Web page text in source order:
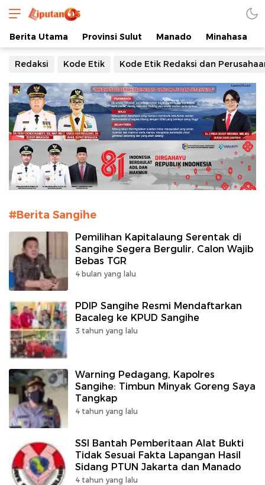
www.liputan15.com
Berita Terkini Sulawesi Utara
Berita Utama Provinsi Sulut Manado Minahasa
Redaksi Kode Etik Kode Etik Redaksi dan
#Berita Sangihe
Pemilihan Kapitalaung Serentak di
Sangihe Segera Bergulir, Calon Wajib
Bebas TGR
4 bulan yang lalu
PDIP Sangihe Resmi Mendaftarkan
Bacaleg ke KPUD Sangihe
3 tahun yang lalu
Warning Pedagang, Kapolres
Sangihe: Timbun Minyak Goreng Saya
Tangkap
4 tahun yang lalu
SSI Bantah Pemberitaan Alat Bukti
Tidak Sesuai Fakta Lapangan Hasil
Sidang PTUN Jakarta dan Manado
4 tahun yang lalu